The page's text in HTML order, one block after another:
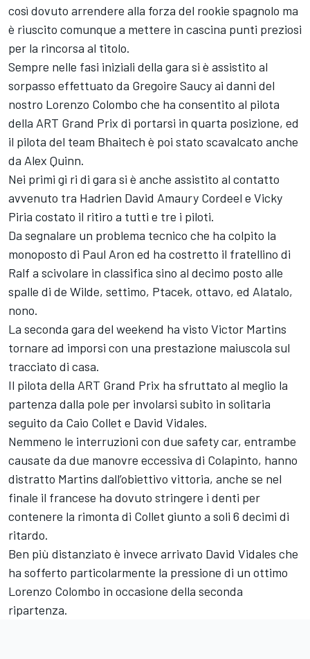
così dovuto arrendere alla forza del rookie spagnolo ma
è riuscito comunque a mettere in cascina punti preziosi
per la rincorsa al titolo.
Sempre nelle fasi iniziali della gara si è assistito al
sorpasso effettuato da Gregoire Saucy ai danni del
nostro Lorenzo Colombo che ha consentito al pilota
della ART Grand Prix di portarsi in quarta posizione, ed
il pilota del team Bhaitech è poi stato scavalcato anche
da Alex Quinn.
Nei primi gi ri di gara si è anche assistito al contatto
avvenuto tra Hadrien David Amaury Cordeel e Vicky
Piria costato il ritiro a tutti e tre i piloti.
Da segnalare un problema tecnico che ha colpito la
monoposto di Paul Aron ed ha costretto il fratellino di
Ralf a scivolare in classifica sino al decimo posto alle
spalle di de Wilde, settimo, Ptacek, ottavo, ed Alatalo,
nono.
La seconda gara del weekend ha visto Victor Martins
tornare ad imporsi con una prestazione maiuscola sul
tracciato di casa.
Il pilota della ART Grand Prix ha sfruttato al meglio la
partenza dalla pole per involarsi subito in solitaria
seguito da Caio Collet e David Vidales.
Nemmeno le interruzioni con due safety car, entrambe
causate da due manovre eccessiva di Colapinto, hanno
distratto Martins dall’obiettivo vittoria, anche se nel
finale il francese ha dovuto stringere i denti per
contenere la rimonta di Collet giunto a soli 6 decimi di
ritardo.
Ben più distanziato è invece arrivato David Vidales che
ha sofferto particolarmente la pressione di un ottimo
Lorenzo Colombo in occasione della seconda
ripartenza.